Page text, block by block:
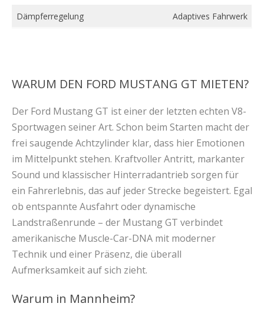
Dämpferregelung
Adaptives Fahrwerk
WARUM DEN FORD MUSTANG GT MIETEN?
Der Ford Mustang GT ist einer der letzten echten V8-
Sportwagen seiner Art. Schon beim Starten macht der
frei saugende Achtzylinder klar, dass hier Emotionen
im Mittelpunkt stehen. Kraftvoller Antritt, markanter
Sound und klassischer Hinterradantrieb sorgen für
ein Fahrerlebnis, das auf jeder Strecke begeistert. Egal
ob entspannte Ausfahrt oder dynamische
Landstraßenrunde – der Mustang GT verbindet
amerikanische Muscle-Car-DNA mit moderner
Technik und einer Präsenz, die überall
Aufmerksamkeit auf sich zieht.
Warum in Mannheim?